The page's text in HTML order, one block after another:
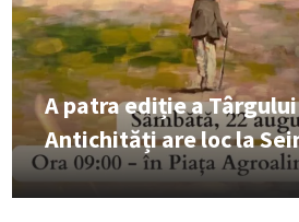
A patra ediție a
Antichități are loc la